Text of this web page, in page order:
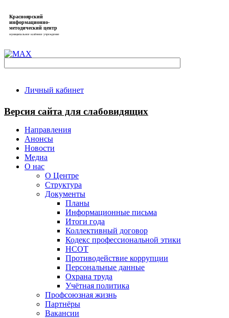
Красноярский
информационно-
методический центр
муниципальное казённое учреждение
Личный кабинет
Версия сайта для слабовидящих
Направления
Анонсы
Новости
Медиа
О нас
О Центре
Структура
Документы
Планы
Информационные письма
Итоги года
Коллективный договор
Кодекс профессиональной этики
НСОТ
Противодействие коррупции
Персональные данные
Охрана труда
Учётная политика
Профсоюзная жизнь
Партнёры
Вакансии